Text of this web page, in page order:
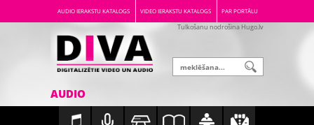
AUDIO IERAKSTU KATALOGS VIDEO IERAKSTU KATALOGS PAR PORTĀLU
Tulkošanu nodrošina Hugo.lv
AUDIO